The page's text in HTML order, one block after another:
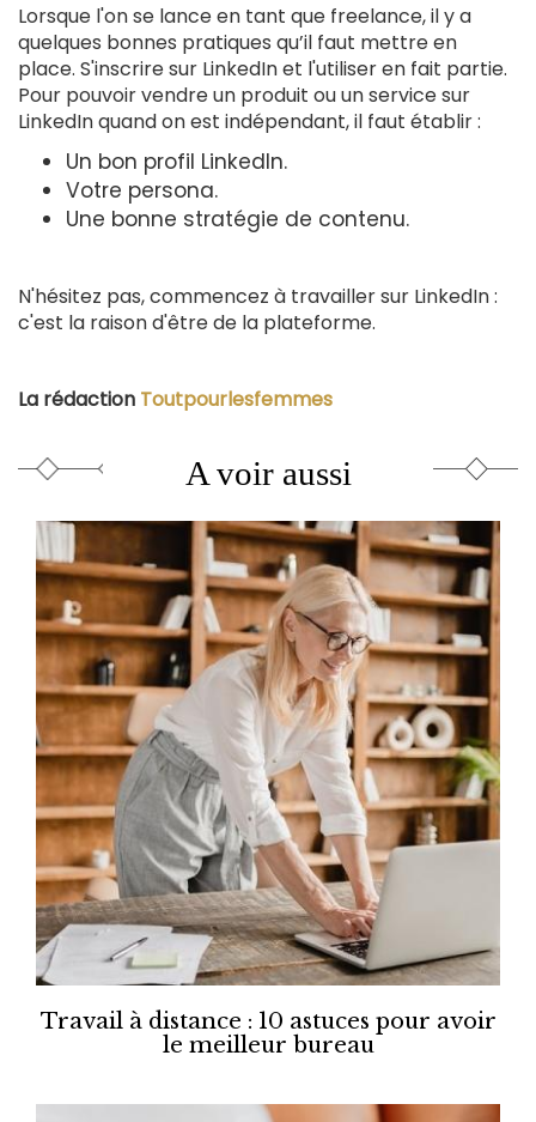
Lorsque l'on se lance en tant que freelance, il y a
quelques bonnes pratiques qu’il faut mettre en
place. S'inscrire sur LinkedIn et l'utiliser en fait partie.
Pour pouvoir vendre un produit ou un service sur
LinkedIn quand on est indépendant, il faut établir :
Un bon profil LinkedIn.
Votre persona.
Une bonne stratégie de contenu.
N'hésitez pas, commencez à travailler sur LinkedIn :
c'est la raison d'être de la plateforme.
La rédaction Toutpourlesfemmes
A voir aussi
Travail à distance : 10 astuces pour avoir
le meilleur bureau